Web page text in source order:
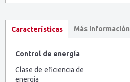
Características Más información
Control de energía
Clase de eficiencia de
energía